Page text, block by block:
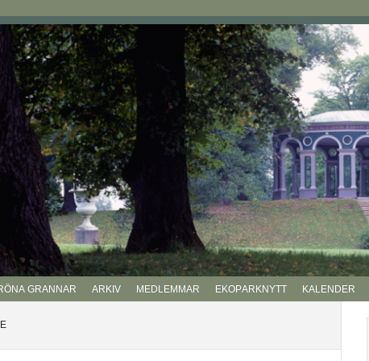
GRANNAR ARKIV MEDLEMMAR EKOPARKNYTT KALENDER